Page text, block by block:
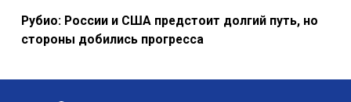
Рубио: России и США предстоит долгий путь, но
стороны добились прогресса